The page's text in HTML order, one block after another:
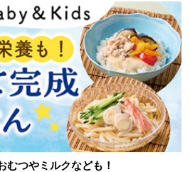
つやミルクなども！